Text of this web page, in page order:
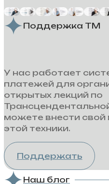
Поддержка ТМ
У нас работает
платежей для
открытых лекций по
можете внести свой
этой техники.
Поддержать
Наш блог